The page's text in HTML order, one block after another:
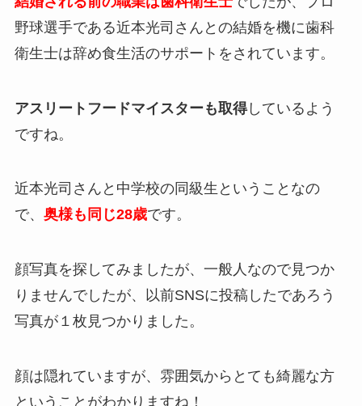
野球選手である近本光司さんとの結婚を機に歯科
衛生士は辞め食生活のサポートをされています。
アスリートフードマイスターも取得しているよう
ですね。
近本光司さんと中学校の同級生ということなの
で、 奥様も同じ28歳です。
顔写真を探してみましたが、一般人なので見つか
りませんでしたが、以前SNSに投稿したであろう
写真が１枚見つかりました。
顔は隠れていますが、雰囲気からとても綺麗な方
ということがわかりますね！